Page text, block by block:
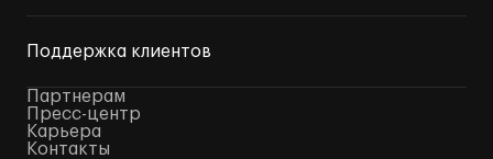
Поддержка клиентов
Партнерам
Пресс-центр
Карьера
Контакты